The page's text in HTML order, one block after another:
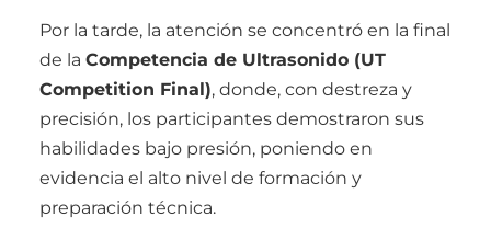
Por la tarde, la atención se concentró en la final
de la Competencia de Ultrasonido (UT
Competition Final), donde, con destreza y
precisión, los participantes demostraron sus
habilidades bajo presión, poniendo en
evidencia el alto nivel de formación y
preparación técnica.